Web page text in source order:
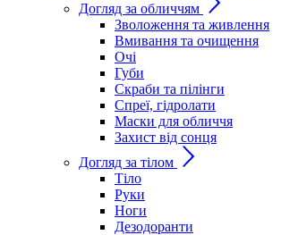
Догляд за обличчям
Зволоження та живлення
Вмивання та очищення
Очі
Губи
Скраби та пілінги
Спреї, гідролати
Маски для обличчя
Захист від сонця
Догляд за тілом
Тіло
Руки
Ноги
Дезодоранти